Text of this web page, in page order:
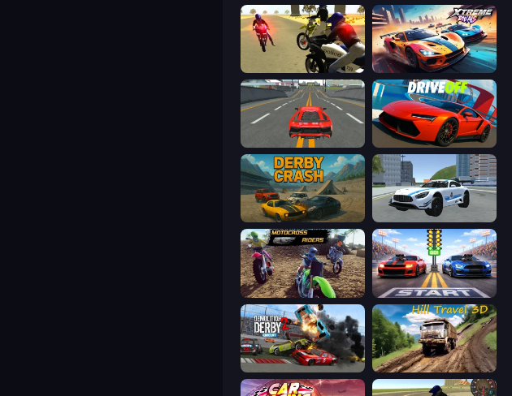
3D Moto Simulator 2 Xtreme Rivals: Car Racing
Modern Car Racing 2 DriveOff
Derby Crash Crazy Stunt Cars 2
MotoCross Riders Street Racer 2
Demolition Derby 2 Hill Travel 3D